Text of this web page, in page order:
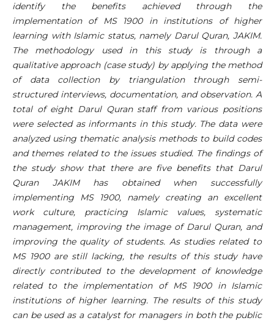
identify the benefits achieved through the
implementation of MS 1900 in institutions of higher
learning with Islamic status, namely Darul Quran, JAKIM.
The methodology used in this study is through a
qualitative approach (case study) by applying the method
of data collection by triangulation through semi-
structured interviews, documentation, and observation. A
total of eight Darul Quran staff from various positions
were selected as informants in this study. The data were
analyzed using thematic analysis methods to build codes
and themes related to the issues studied. The findings of
the study show that there are five benefits that Darul
Quran JAKIM has obtained when successfully
implementing MS 1900, namely creating an excellent
work culture, practicing Islamic values, systematic
management, improving the image of Darul Quran, and
improving the quality of students. As studies related to
MS 1900 are still lacking, the results of this study have
directly contributed to the development of knowledge
related to the implementation of MS 1900 in Islamic
institutions of higher learning. The results of this study
can be used as a catalyst for managers in both the public